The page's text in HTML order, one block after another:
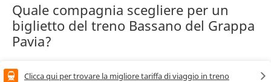
Quale compagnia scegliere per un
biglietto del treno Bassano del Grappa
Pavia?
Clicca qui per trovare la migliore tariffa di viaggio in treno